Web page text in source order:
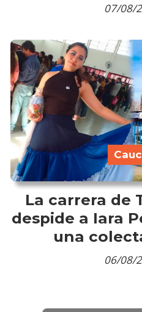
07/08/
La carrera de
despide a Iara
una
06/08/